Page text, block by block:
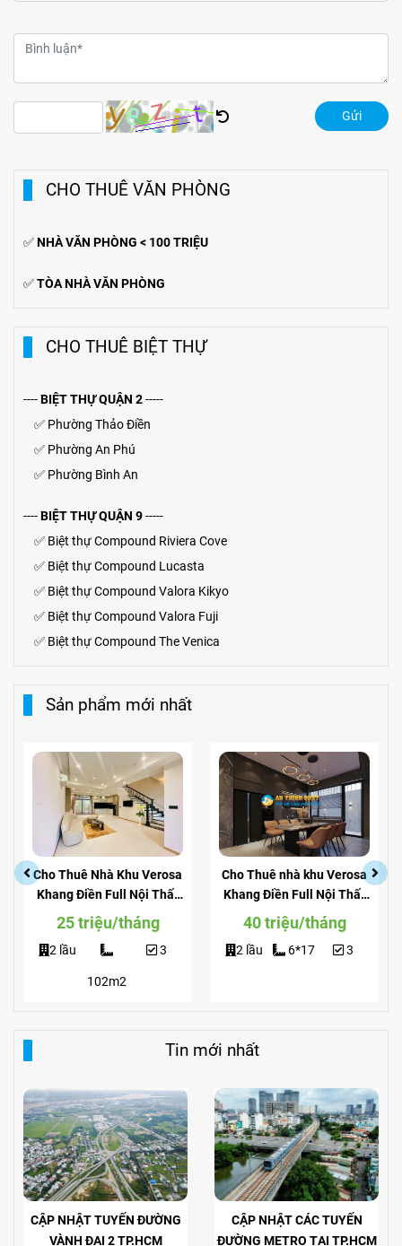
Gửi
CHO THUÊ VĂN PHÒNG
✅NHÀ VĂN PHÒNG < 100 TRIỆU
✅TÒA NHÀ VĂN PHÒNG
CHO THUÊ BIỆT THỰ
----BIỆT THỰ QUẬN 2-----
✅ Phường Thảo Điền
✅ Phường An Phú
✅ Phường Bình An
----BIỆT THỰ QUẬN 9-----
✅ Biệt thự Compound Riviera Cove
✅ Biệt thựCompound Lucasta
✅ Biệt thựCompound Valora Kikyo
✅ Biệt thự Compound Valora Fuji
✅ Biệt thự Compound The Venica
Sản phẩm mới nhất
Cho Thuê Nhà Khu Verosa
Khang Điền Full Nội Thất
Giá Siêu Rẻ
25 triệu/tháng
2 lầu
102m2
3
Cho Thuê nhà khu Verosa
Khang Điền Full Nội Thất
View Công Viên
40 triệu/tháng
2 lầu 6*17 3
Tin mới nhất
CẬP NHẬT TUYẾN ĐƯỜNG
VÀNH ĐAI 2 TP.HCM
CẬP NHẬT CÁC TUYẾN
ĐƯỜNG METRO TẠI TP.HCM